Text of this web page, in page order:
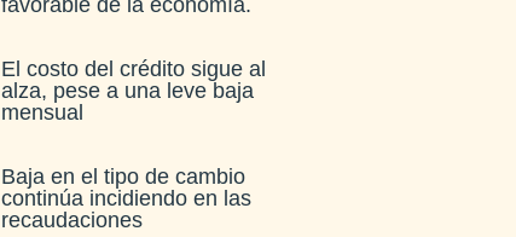
El costo del crédito sigue al
alza, pese a una leve baja
mensual​
Baja en el tipo de cambio
continúa incidiendo en las
recaudaciones​